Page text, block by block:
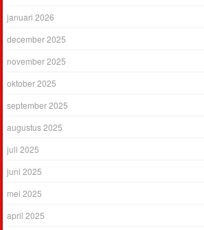
januari 2026
december 2025
november 2025
oktober 2025
september 2025
augustus 2025
juli 2025
juni 2025
mei 2025
april 2025